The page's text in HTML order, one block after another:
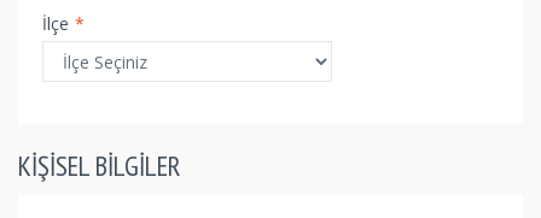
İlçe *
KIŞISEL BILGILER